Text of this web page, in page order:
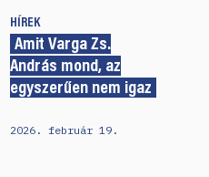
HÍREK
Amit Varga Zs.
András mond, az
egyszerűen nem igaz
2026. február 19.